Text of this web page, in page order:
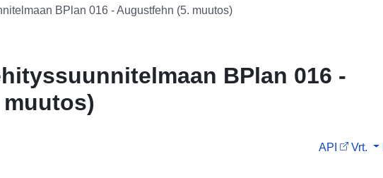
BPlan 016 - Augustfehn (5. muutos)
BPlan 016 -
API Vrt.